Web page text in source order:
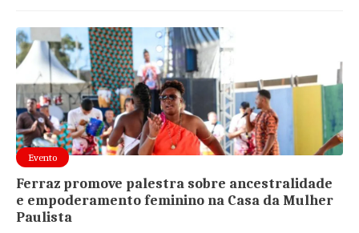
Evento
Ferraz promove palestra sobre ancestralidade
e empoderamento feminino na Casa da Mulher
Paulista